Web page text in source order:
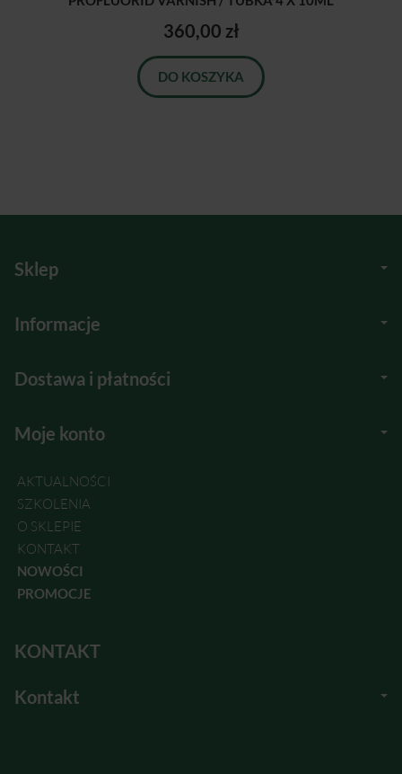
360,00 zł
DO KOSZYKA
Sklep
Informacje
Dostawa i płatności
Moje konto
AKTUALNOŚCI
SZKOLENIA
O SKLEPIE
KONTAKT
NOWOŚCI
PROMOCJE
KONTAKT
Kontakt